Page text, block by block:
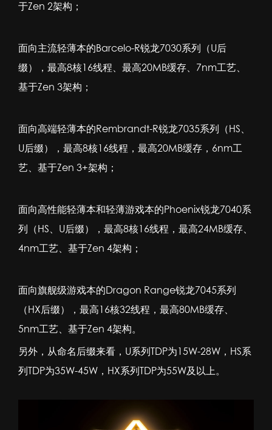
于Zen 2架构；
面向主流轻薄本的Barcelo-R锐龙7030系列（U后
缀），最高8核16线程、最高20MB缓存、7nm工艺、
基于Zen 3架构；
面向高端轻薄本的Rembrandt-R锐龙7035系列（HS、
U后缀），最高8核16线程，最高20MB缓存，6nm工
艺、基于Zen 3+架构；
面向高性能轻薄本和轻薄游戏本的Phoenix锐龙7040系
列（HS、U后缀），最高8核16线程，最高24MB缓存、
4nm工艺、基于Zen 4架构；
面向旗舰级游戏本的Dragon Range锐龙7045系列
（HX后缀），最高16核32线程，最高80MB缓存、
5nm工艺、基于Zen 4架构。
另外，从命名后缀来看，U系列TDP为15W-28W，HS系
列TDP为35W-45W，HX系列TDP为55W及以上。